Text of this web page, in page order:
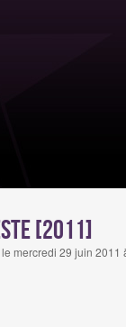
[2011]
mercredi 29 juin 2011